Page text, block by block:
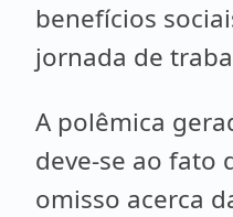
benefícios
jornada de
A polêmica
deve-se ao fato
omisso acerca